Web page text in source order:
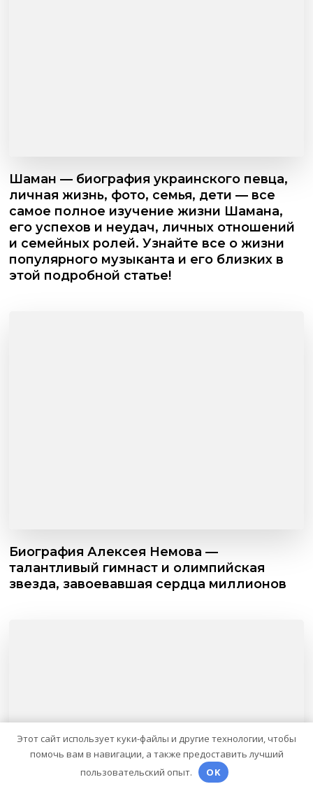
Шаман — биография украинского певца,
личная жизнь, фото, семья, дети — все
самое полное изучение жизни Шамана,
его успехов и неудач, личных отношений
и семейных ролей. Узнайте все о жизни
популярного музыканта и его близких в
этой подробной статье!
Биография Алексея Немова —
талантливый гимнаст и олимпийская
звезда, завоевавшая сердца миллионов
Этот сайт использует куки-файлы и другие технологии, чтобы
помочь вам в навигации, а также предоставить лучший
пользовательский опыт.
OK